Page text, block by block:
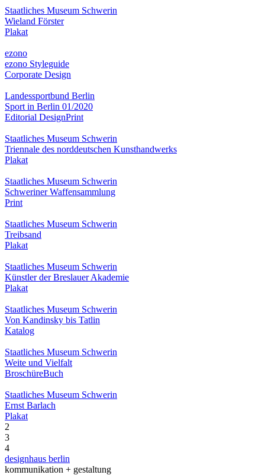
Staatliches Museum Schwerin
Wieland Förster
Plakat
ezono
ezono Styleguide
Corporate Design
Landessportbund Berlin
Sport in Berlin 01/2020
Editorial DesignPrint
Staatliches Museum Schwerin
Triennale des norddeutschen Kunsthandwerks
Plakat
Staatliches Museum Schwerin
Schweriner Waffensammlung
Print
Staatliches Museum Schwerin
Treibsand
Plakat
Staatliches Museum Schwerin
Künstler der Breslauer Akademie
Plakat
Staatliches Museum Schwerin
Von Kandinsky bis Tatlin
Katalog
Staatliches Museum Schwerin
Weite und Vielfalt
BroschüreBuch
Staatliches Museum Schwerin
Ernst Barlach
Plakat
2
3
4
designhaus berlin
kommunikation + gestaltung